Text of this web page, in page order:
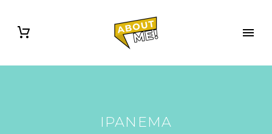
IPANEMA